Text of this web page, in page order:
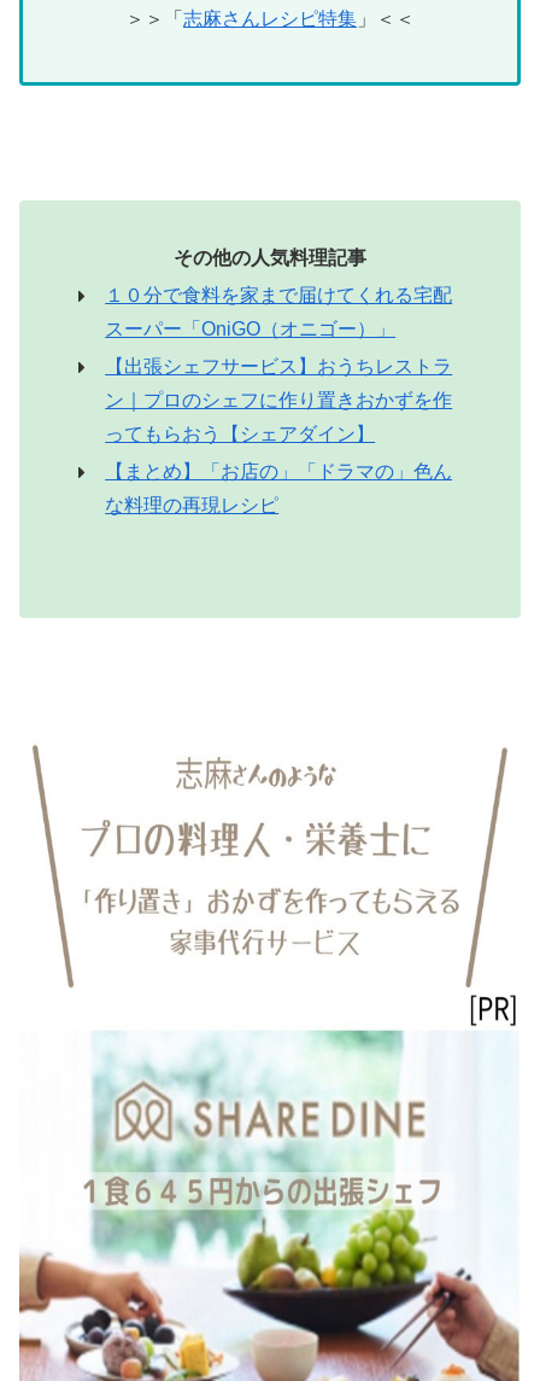
＞＞「 志麻さんレシピ特集 」＜＜
その他の人気料理記事
１０分で食料を家まで届けてくれる宅配
スーパー「OniGO（オニゴー）」
【出張シェフサービス】おうちレストラ
ン｜プロのシェフに作り置きおかずを作
ってもらおう【シェアダイン】
【まとめ】「お店の」「ドラマの」色ん
な料理の再現レシピ